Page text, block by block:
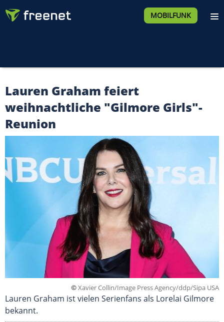
MOBILFUNK
Lauren Graham feiert
weihnachtliche "Gilmore Girls"-
Reunion
©Xavier Collin/Image Press Agency/ddp/Sipa USA
Lauren Graham ist vielen Serienfans als Lorelai Gilmore
bekannt.